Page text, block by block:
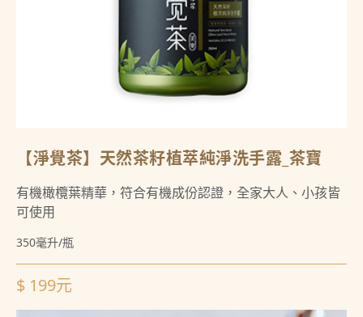
【淨覺茶】天然茶籽植萃純淨洗手露_茶寶
有機橄欖葉精華，符合有機成份認證，全家大人、小孩皆
可使用
350毫升/瓶
$ 199元